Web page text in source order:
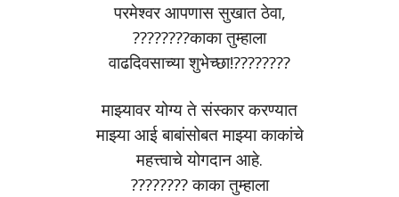
परमेश्वर आपणास सुखात ठेवा,
????????काका तुम्हाला
वाढदिवसाच्या शुभेच्छा!????????
माझ्यावर योग्य ते संस्कार करण्यात
माझ्या आई बाबांसोबत माझ्या काकांचे
महत्त्वाचे योगदान आहे.
???????? काका तुम्हाला